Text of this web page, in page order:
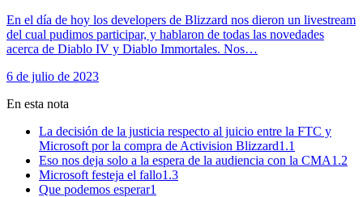
En el día de hoy los developers de Blizzard nos dieron un livestream
del cual pudimos participar, y hablaron de todas las novedades
acerca de Diablo IV y Diablo Immortales. Nos…
6 de julio de 2023
En esta nota
La decisión de la justicia respecto al juicio entre la FTC y
Microsoft por la compra de Activision Blizzard1.1
Eso nos deja solo a la espera de la audiencia con la CMA1.2
Microsoft festeja el fallo1.3
Que podemos esperar1